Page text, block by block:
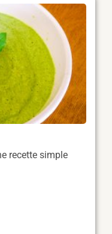
recette simple